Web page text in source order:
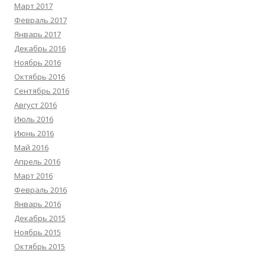
Март 2017
Февраль 2017
Январь 2017
Декабрь 2016
Ноябрь 2016
Октябрь 2016
Сентябрь 2016
Август 2016
Июль 2016
Июнь 2016
Май 2016
Апрель 2016
Март 2016
Февраль 2016
Январь 2016
Декабрь 2015
Ноябрь 2015
Октябрь 2015